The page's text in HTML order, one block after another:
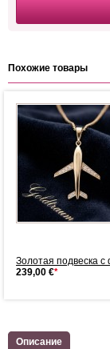
Похожие товары
Золотая подвеска
239,00 €*
Описание